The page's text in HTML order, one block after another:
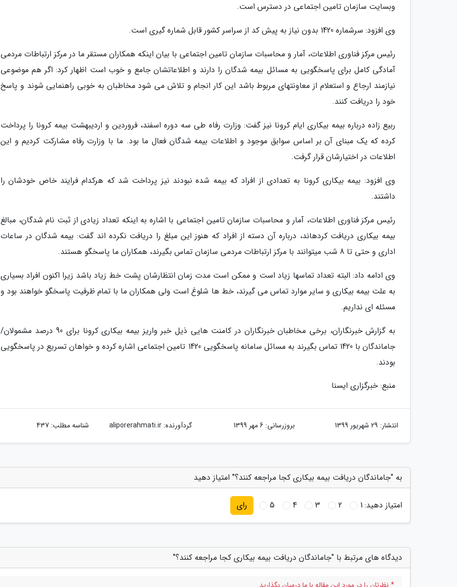
وبسایت سازمان تامین اجتماعی در دسترس است.
وی افزود: سرشماره 1420 بدون نیاز به پیش کد از سراسر کشور قابل شماره گیری است.
رئیس مرکز فناوری اطلاعات، آمار و محاسبات سازمان تامین اجتماعی با بیان اینکه همکاران مستقر ما در مرکز ارتباطات مردمی
آمادگی کامل برای پاسخگویی به مسائل بیمه شدگان را دارند و اطلاعاتشان جامع و خوب است اظهار کرد: اگر هم موضوعی
نیازمند ارجاع و استعلام از معاونتهای مربوط باشد این کار انجام و تلاش می شود مخاطبان به خوبی راهنمایی شوند و پاسخ
خود را دریافت کنند.
ربیع زاده درباره بیمه بیکاری ایام کرونا نیز گفت: وزارت رفاه طی سه دوره اسفند، فروردین و اردیبهشت بیمه کرونا را پرداخت
کرده که یک مبنای آن بر اساس سوابق موجود و اطلاعات بیمه شدگان فعال ما بود. ما با وزارت رفاه مشارکت کردیم و این
اطلاعات در اختیارشان قرار گرفت.
وی افزود: بیمه بیکاری کرونا به تعدادی از افراد که بیمه شده نبودند نیز پرداخت شد که هرکدام فرایند خاص خودشان را
داشتند.
رئیس مرکز فناوری اطلاعات، آمار و محاسبات سازمان تامین اجتماعی با اشاره به اینکه تعداد زیادی از ثبت نام شدگان، مبالغ
بیمه بیکاری دریافت کردهاند، درباره آن دسته از افراد که هنوز این مبلغ را دریافت نکرده اند گفت: بیمه شدگان در ساعات
اداری و حتی تا 8 شب میتوانند با مرکز ارتباطات مردمی سازمان تماس بگیرند، همکاران ما پاسخگو هستند.
وی ادامه داد: البته تعداد تماسها زیاد است و ممکن است مدت زمان انتظارشان پشت خط زیاد باشد زیرا اکنون افراد بسیاری
به علت بیمه بیکاری و سایر موارد تماس می گیرند، خط ها شلوغ است ولی همکاران ما با تمام ظرفیت پاسخگو خواهند بود و
مسئله ای نداریم.
به گزارش خبرنگاران، برخی مخاطبان خبرنگاران در کامنت هایی ذیل خبر واریز بیمه بیکاری کرونا برای 90 درصد مشمولان/
جاماندگان با 1420 تماس بگیرند به مسائل سامانه پاسخگویی 1420 تامین اجتماعی اشاره کرده و خواهان تسریع در پاسخگویی
بودند.
منبع: خبرگزاری ایسنا
انتشار: 29 شهریور 1399 بروزرسانی: 6 مهر 1399 گردآورنده:aliporerahmati.ir شناسه مطلب: 437
به "جاماندگان دریافت بیمه بیکاری کجا مراجعه کنند؟" امتیاز دهید
امتیاز دهید:1
2
3
4
5 رای
دیدگاه های مرتبط با "جاماندگان دریافت بیمه بیکاری کجا مراجعه کنند؟"